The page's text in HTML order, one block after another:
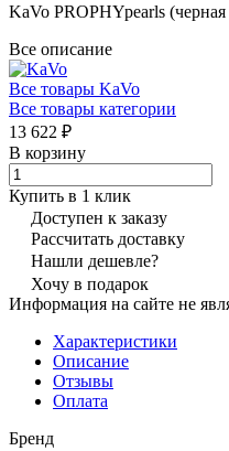
KaVo PROPHYpearls
Все описание
Все товары KaVo
Все товары категории
13 622 ₽
В корзину
Купить в 1 клик
Доступен к заказу
Рассчитать доставку
Нашли дешевле?
Хочу в подарок
Информация на сайте не
Характеристики
Описание
Отзывы
Оплата
Бренд